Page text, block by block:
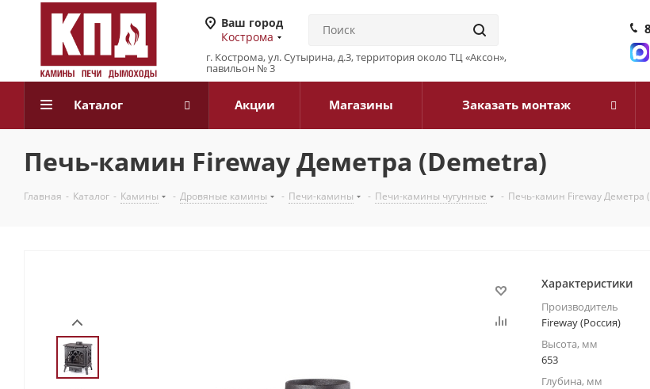
Ваш город
Кострома
г. Кострома, ул. Сутырина, д.3, территория около ТЦ «Аксон»,
павильон № 3
Каталог Акции Магазины Заказать монтаж
Печь-камин Fireway Деметра (Demetra)
Главная - Каталог - Камины - Дровяные камины - Печи-камины - Печи-камины чугунные - Печь-камин Fireway Деметра
Характеристики
Производитель
Fireway (Россия)
Высота, мм
653
Глубина, мм